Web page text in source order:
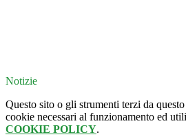
Notizie
Questo sito o gli strumenti terzi da
cookie necessari al funzionamento ed
COOKIE POLICY.